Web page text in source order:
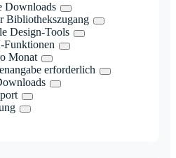
Downloads
Bibliothekszugang
Design-Tools
Funktionen
Monat
erforderlich